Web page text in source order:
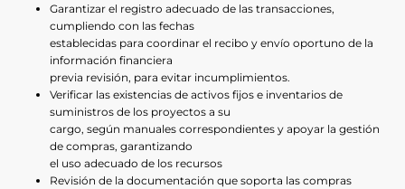
Garantizar el registro adecuado de las transacciones,
cumpliendo con las fechas
establecidas para coordinar el recibo y envío oportuno de la
información financiera
previa revisión, para evitar incumplimientos.
Verificar las existencias de activos fijos e inventarios de
suministros de los proyectos a su
cargo, según manuales correspondientes y apoyar la gestión
de compras, garantizando
el uso adecuado de los recursos
Revisión de la documentación que soporta las compras